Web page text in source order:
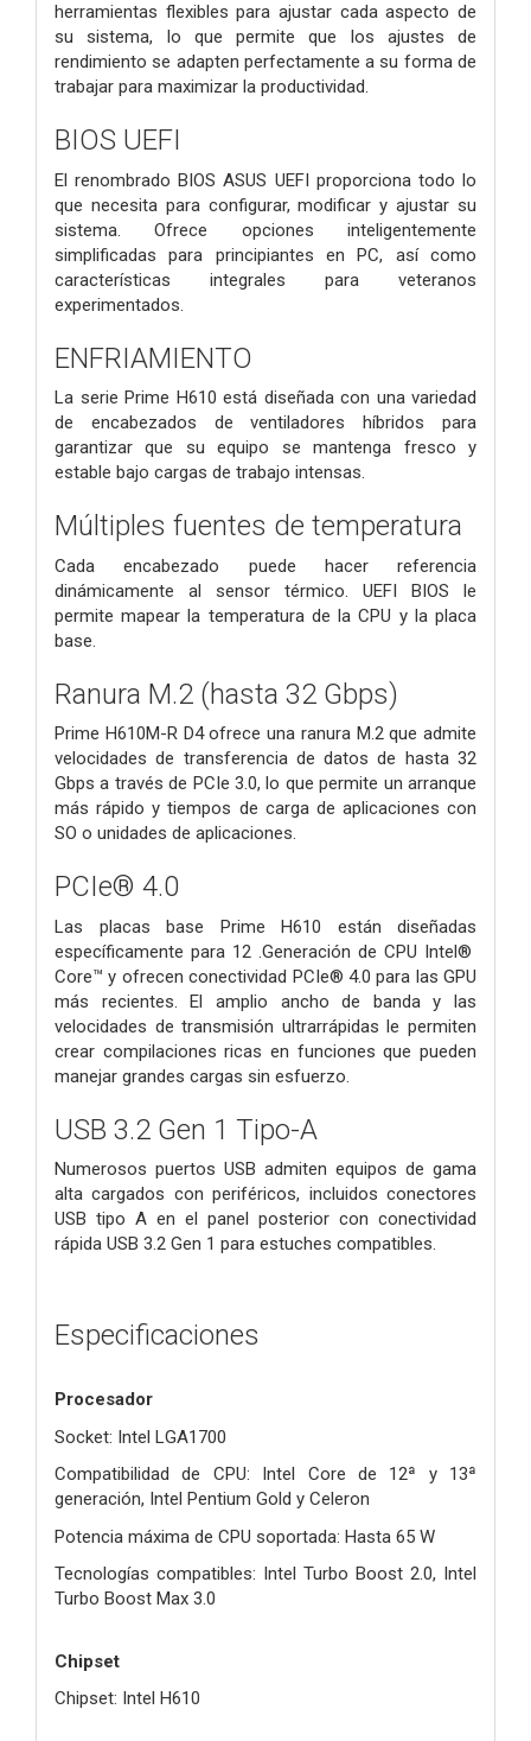
herramientas flexibles para ajustar cada aspecto de
su sistema, lo que permite que los ajustes de
rendimiento se adapten perfectamente a su forma de
trabajar para maximizar la productividad.
BIOS UEFI
El renombrado BIOS ASUS UEFI proporciona todo lo
que necesita para configurar, modificar y ajustar su
sistema. Ofrece opciones inteligentemente
simplificadas para principiantes en PC, así como
características integrales para veteranos
experimentados.
ENFRIAMIENTO
La serie Prime H610 está diseñada con una variedad
de encabezados de ventiladores híbridos para
garantizar que su equipo se mantenga fresco y
estable bajo cargas de trabajo intensas.
Múltiples fuentes de temperatura
Cada encabezado puede hacer referencia
dinámicamente al sensor térmico. UEFI BIOS le
permite mapear la temperatura de la CPU y la placa
base.
Ranura M.2 (hasta 32 Gbps)
Prime H610M-R D4 ofrece una ranura M.2 que admite
velocidades de transferencia de datos de hasta 32
Gbps a través de PCIe 3.0, lo que permite un arranque
más rápido y tiempos de carga de aplicaciones con
SO o unidades de aplicaciones.
PCIe® 4.0
Las placas base Prime H610 están diseñadas
específicamente para 12 .Generación de CPU Intel®
Core™ y ofrecen conectividad PCIe® 4.0 para las GPU
más recientes. El amplio ancho de banda y las
velocidades de transmisión ultrarrápidas le permiten
crear compilaciones ricas en funciones que pueden
manejar grandes cargas sin esfuerzo.
USB 3.2 Gen 1 Tipo-A
Numerosos puertos USB admiten equipos de gama
alta cargados con periféricos, incluidos conectores
USB tipo A en el panel posterior con conectividad
rápida USB 3.2 Gen 1 para estuches compatibles.
Especificaciones
Procesador
Socket: Intel LGA1700
Compatibilidad de CPU: Intel Core de 12ª y 13ª
generación, Intel Pentium Gold y Celeron
Potencia máxima de CPU soportada: Hasta 65 W
Tecnologías compatibles: Intel Turbo Boost 2.0, Intel
Turbo Boost Max 3.0
Chipset
Chipset: Intel H610